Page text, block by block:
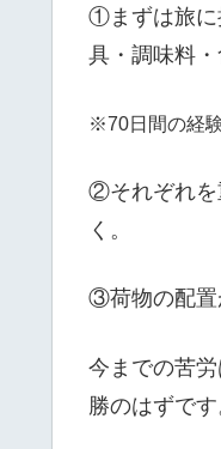
①まずは旅に
具・調味料
※70日間の経
②それぞれを
く。
③荷物の配置
今までの苦
勝のはずです